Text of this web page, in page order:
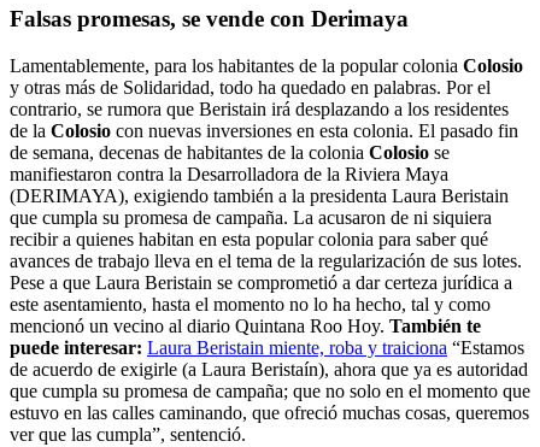
Falsas promesas, se vende con Derimaya
Lamentablemente, para los habitantes de la popular colonia Colosio
y otras más de Solidaridad, todo ha quedado en palabras. Por el
contrario, se rumora que Beristain irá desplazando a los residentes
de la Colosio con nuevas inversiones en esta colonia. El pasado fin
de semana, decenas de habitantes de la colonia Colosio se
manifiestaron contra la Desarrolladora de la Riviera Maya
(DERIMAYA), exigiendo también a la presidenta Laura Beristain
que cumpla su promesa de campaña. La acusaron de ni siquiera
recibir a quienes habitan en esta popular colonia para saber qué
avances de trabajo lleva en el tema de la regularización de sus lotes.
Pese a que Laura Beristain se comprometió a dar certeza jurídica a
este asentamiento, hasta el momento no lo ha hecho, tal y como
mencionó un vecino al diario Quintana Roo Hoy. También te
puede interesar: Laura Beristain miente, roba y traiciona “Estamos
de acuerdo de exigirle (a Laura Beristaín), ahora que ya es autoridad
que cumpla su promesa de campaña; que no solo en el momento que
estuvo en las calles caminando, que ofreció muchas cosas, queremos
ver que las cumpla”, sentenció.